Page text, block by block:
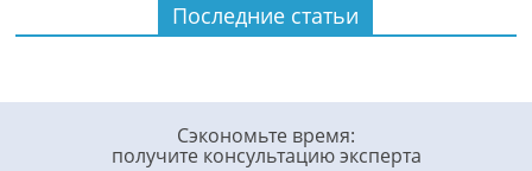
Последние статьи
Сэкономьте время:
получите консультацию эксперта